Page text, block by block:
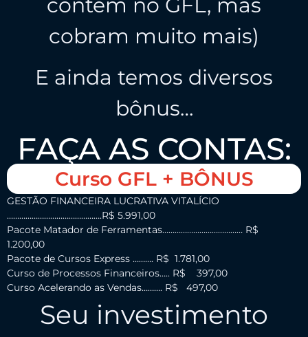
contém no GFL, mas
cobram muito mais)
E ainda temos diversos
bônus…
FAÇA AS CONTAS:
Curso GFL + BÔNUS
GESTÃO FINANCEIRA LUCRATIVA VITALÍCIO
……………………………………….R$ 5.991,00
Pacote Matador de Ferramentas………………………………… R$
1.200,00
Pacote de Cursos Express ………. R$ 1.781,00
Curso de Processos Financeiros….. R$ 397,00
Curso Acelerando as Vendas………. R$ 497,00
Seu investimento